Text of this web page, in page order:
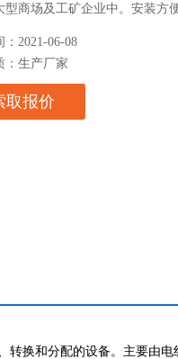
型商场及工矿企业中。安装方
：2021-06-08
：生产厂家
取报价
转换和分配的设备。主要由电